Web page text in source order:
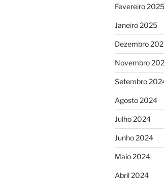
Fevereiro 2025
Janeiro 2025
Dezembro
Novembro
Setembro
Agosto 2024
Julho 2024
Junho 2024
Maio 2024
Abril 2024